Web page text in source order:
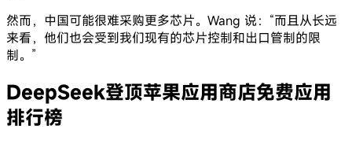
然而，中国可能很难采购更多芯片。Wang 说：“而且从长远
来看，他们也会受到我们现有的芯片控制和出口管制的限
制。”
DeepSeek登顶苹果应用商店免费应用
排行榜